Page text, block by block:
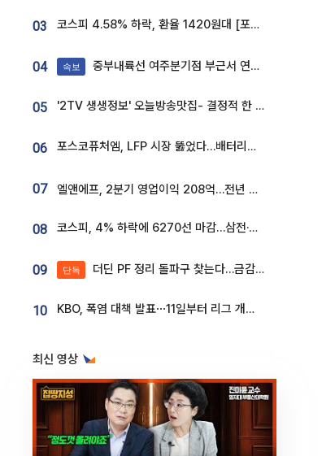
03 코스피 4.58% 하락, 환율 1420원대 [포토]
04 속보 중부내륙선 여주분기점 부근서 연이은 추돌사고 발생
05 '2TV 생생정보' 오늘방송맛집- 결정적 한 수, 3종 메밀면! 메밀 소바 맛집 '의○○○○'
06 포스코퓨처엠, LFP 시장 뚫었다…배터리사와 대규모 장기 공급 합의
07 엘앤에프, 2분기 영업이익 208억…전년 比 흑자전환
08 코스피, 4% 하락에 6270선 마감…삼전·SK하닉 '와르르' 각각 6%·10%대 급락
09 단독 더딘 PF 정리 돌파구 찾는다…금감원, 1년 반 만에 매각설명회 재개
10 KBO, 폭염 대책 발표⋯11일부터 리그 개시ㆍ경기 오후 7시 시작
최신 영상